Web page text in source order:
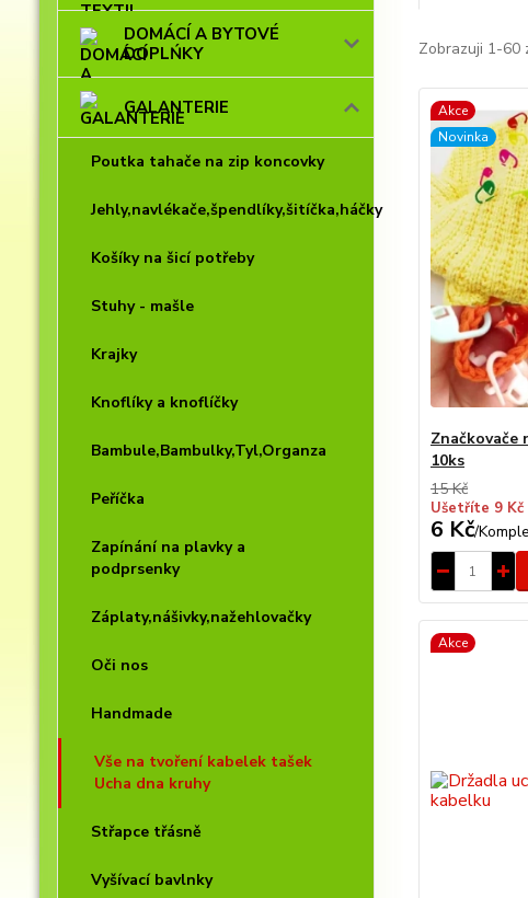
DOMÁCÍ A BYTOVÉ
DOPLŃKY
GALANTERIE
Poutka tahače na zip koncovky
Jehly,navlékače,špendlíky,šitíčka,háčky
Košíky na šicí potřeby
Stuhy - mašle
Krajky
Knoflíky a knoflíčky
Bambule,Bambulky,Tyl,Organza
Peříčka
Zapínání na plavky a
podprsenky
Záplaty,nášivky,nažehlovačky
Oči nos
Handmade
Vše na tvoření kabelek tašek
Ucha dna kruhy
Střapce třásně
Vyšívací bavlnky
Zobrazuji 1-60
Akce
Novinka
Značkovače
10ks
15 Kč
Ušetříte 9 Kč
6 Kč/
Akce